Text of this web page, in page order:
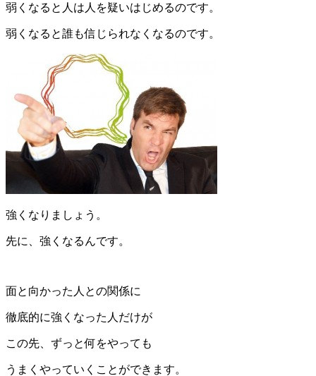
弱くなると人は人を疑いはじめるのです。
弱くなると誰も信じられなくなるのです。
強くなりましょう。
先に、強くなるんです。
面と向かった人との関係に
徹底的に強くなった人だけが
この先、ずっと何をやっても
うまくやっていくことができます。